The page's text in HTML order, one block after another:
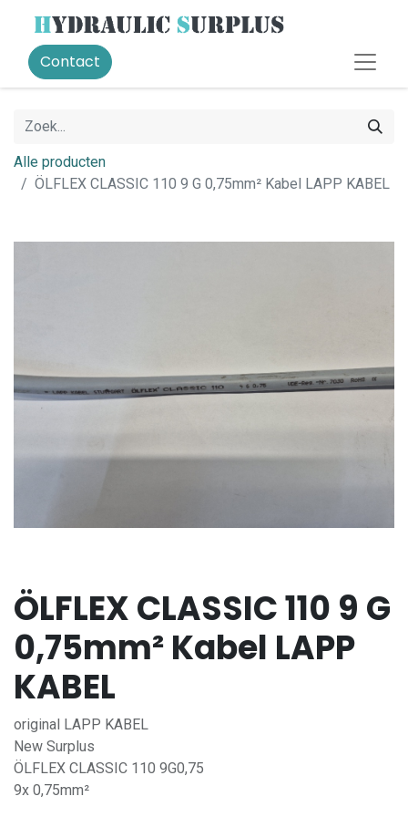
Contact
Alle producten
ÖLFLEX CLASSIC 110 9 G 0,75mm² Kabel LAPP KABEL
ÖLFLEX CLASSIC 110 9 G
0,75mm² Kabel LAPP
KABEL
original LAPP KABEL
New Surplus
ÖLFLEX CLASSIC 110 9G0,75
9x 0,75mm²